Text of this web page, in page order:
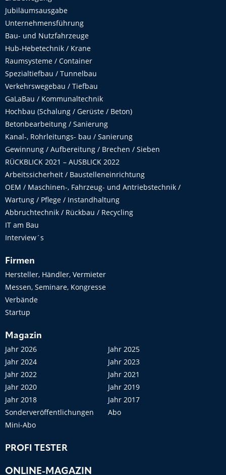
Jubiläumsausgabe
Unternehmensführung
Bau- und Nutzfahrzeuge
Hub-Hebetechnik / Krane
Raumsysteme / Container
Spezialtiefbau / Tunnelbau
Verkehrswegebau / Tiefbau
GaLaBau / Kommunaltechnik
Hochbau (Schalung / Gerüste / Beton)
Betonbearbeitung / Sanierung
Kanal-, Rohrleitungs- bau / Sanierung
Gewinnung / Aufbereitung / Brechen / Sieben
RÜCKBLICK 2021 – AUSBLICK 2022
Arbeitssicherheit / Baustelleneinrichtung
OEM / Maschinen-, Fahrzeug- und Antriebstechnik /
Wartung / Pflege / Instandhaltung
Abbruchtechnik / Rückbau / Recycling
IT am Bau
Interview´s
Firmen
Hersteller, Händler, Vermieter
Messen, Seminare, Kongresse
Verbände
Startup
Magazin
Jahr 2026
Jahr 2025
Jahr 2024
Jahr 2023
Jahr 2022
Jahr 2021
Jahr 2020
Jahr 2019
Jahr 2018
Jahr 2017
Sonderveröffentlichungen
Abo
Mini-Abo
PROFI TESTER
ONLINE-MAGAZIN